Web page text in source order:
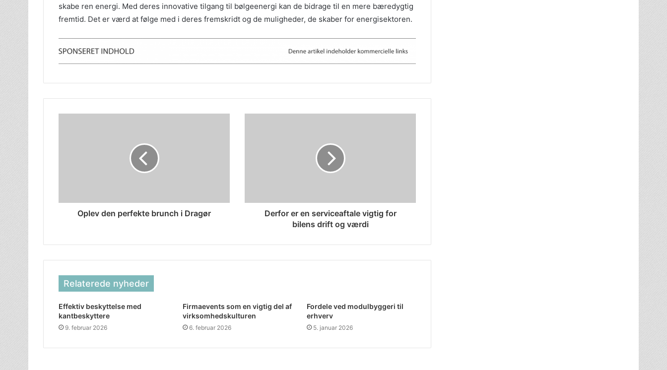
skabe ren energi. Med deres innovative tilgang til bølgeenergi kan de bidrage til en mere bæredygtig
fremtid. Det er værd at følge med i deres fremskridt og de muligheder, de skaber for energisektoren.
Oplev den perfekte brunch i Dragør
Derfor er en serviceaftale vigtig for
bilens drift og værdi
Relaterede nyheder
Effektiv beskyttelse med
kantbeskyttere
9. februar 2026
Firmaevents som en vigtig del af
virksomhedskulturen
6. februar 2026
Fordele ved modulbyggeri til
erhverv
5. januar 2026